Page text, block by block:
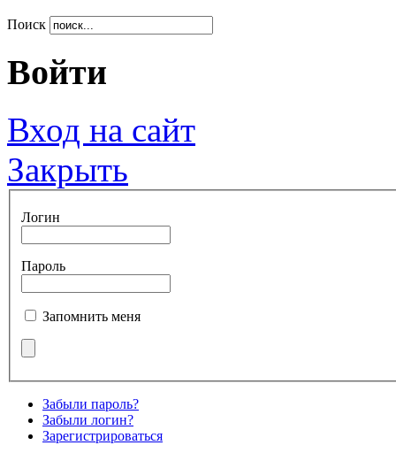
Поиск
Войти
Вход на сайт
Закрыть
Логин
Пароль
Запомнить меня
Забыли пароль?
Забыли логин?
Зарегистрироваться